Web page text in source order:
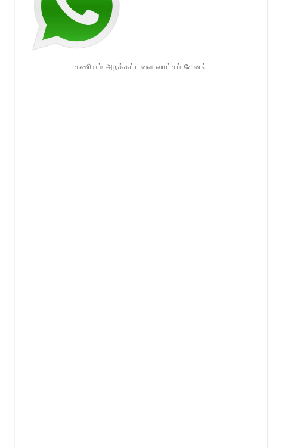
கணியம் அறக்கட்டளை வாட்சப் சேனல்